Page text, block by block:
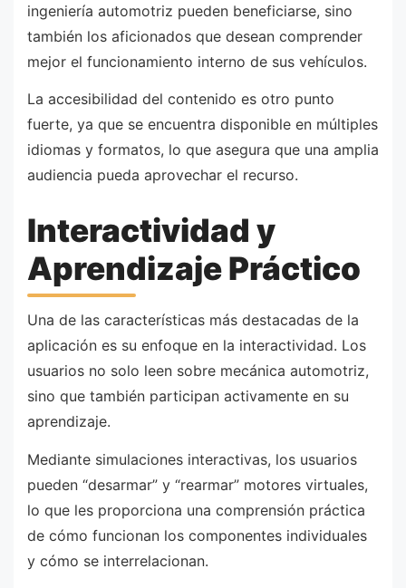
ingeniería automotriz pueden beneficiarse, sino
también los aficionados que desean comprender
mejor el funcionamiento interno de sus vehículos.
La accesibilidad del contenido es otro punto
fuerte, ya que se encuentra disponible en múltiples
idiomas y formatos, lo que asegura que una amplia
audiencia pueda aprovechar el recurso.
Interactividad y
Aprendizaje Práctico
Una de las características más destacadas de la
aplicación es su enfoque en la interactividad. Los
usuarios no solo leen sobre mecánica automotriz,
sino que también participan activamente en su
aprendizaje.
Mediante simulaciones interactivas, los usuarios
pueden “desarmar” y “rearmar” motores virtuales,
lo que les proporciona una comprensión práctica
de cómo funcionan los componentes individuales
y cómo se interrelacionan.